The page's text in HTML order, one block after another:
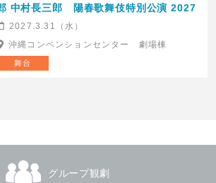
中村長三郎 陽春歌舞伎特別公演 2027
2027.3.31（水）
沖縄コンベンションセンター 劇場棟
舞台
グループ観劇